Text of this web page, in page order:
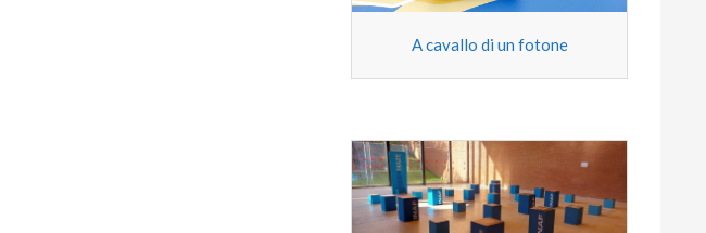
A cavallo di un fotone